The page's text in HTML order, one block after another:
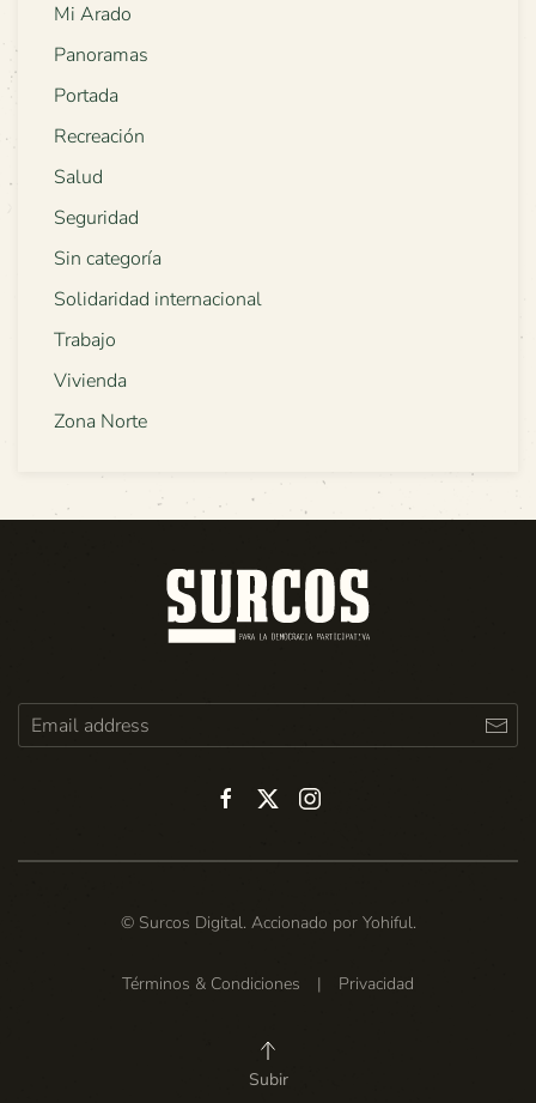
Mi Arado
Panoramas
Portada
Recreación
Salud
Seguridad
Sin categoría
Solidaridad internacional
Trabajo
Vivienda
Zona Norte
© Surcos Digital. Accionado por Yohiful.
Términos & Condiciones | Privacidad
Subir